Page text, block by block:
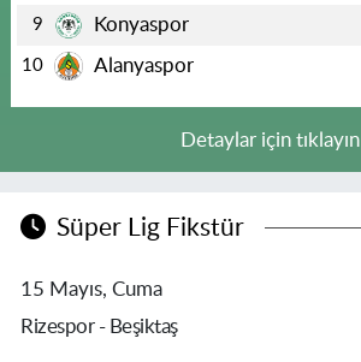
9 Konyaspor
10 Alanyaspor
Detaylar için tıklayın
Süper Lig Fikstür
15 Mayıs, Cuma
Rizespor - Beşiktaş